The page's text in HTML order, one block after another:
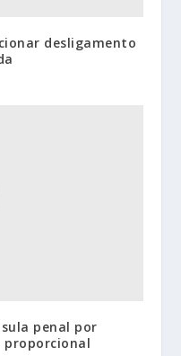
desligamento
penal por
proporcional